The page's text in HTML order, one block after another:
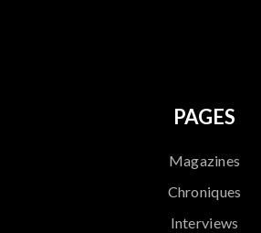
PAGES
Magazines
Chroniques
Interviews